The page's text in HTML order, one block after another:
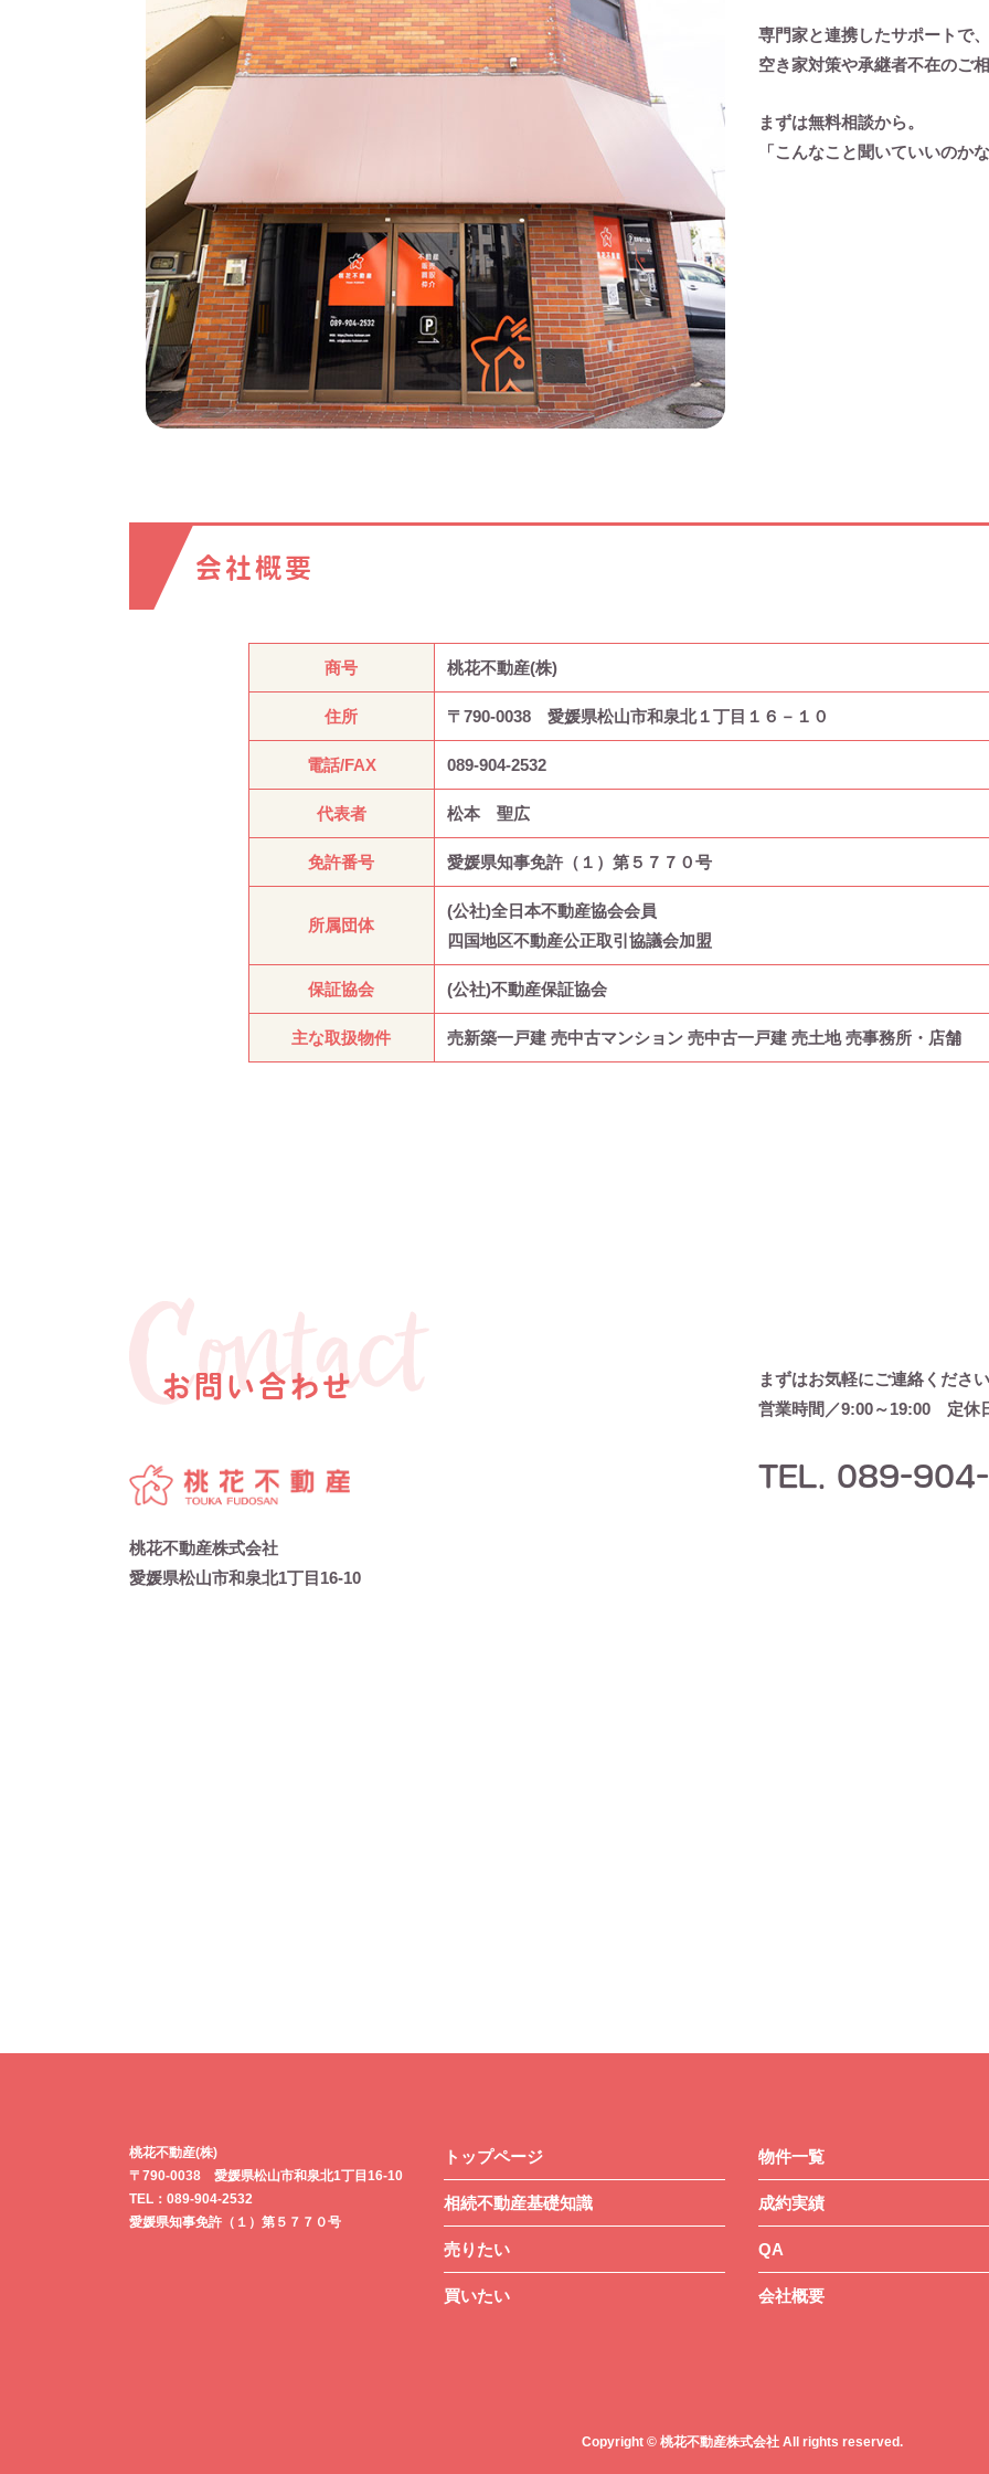
専門家と連携したサポートで
空き家対策や承継者不在のご
まずは無料相談から。
「こんなこと聞いていいのか
会社概要
商号 桃花不動産(株)
住所 〒790-0038 愛媛県松山市和泉北１丁目１６－１０
電話/FAX 089-904-2532
代表者 松本 聖広
免許番号 愛媛県知事免許（１）第５７７０号
所属団体
(公社)全日本不動産協会会員
四国地区不動産公正取引協議会加盟
保証協会 (公社)不動産保証協会
主な取扱物件 売新築一戸建 売中古マンション 売中古一戸建 売土地 売事務所・店舗
お問い合わせ
桃花不動産株式会社
愛媛県松山市和泉北1丁目16-10
まずはお気軽にご連絡ください
営業時間／9:00～19:00 定休
TEL. 089-
桃花不動産(株)
〒790-0038 愛媛県松山市和泉北1丁目16-10
TEL：089-904-2532
愛媛県知事免許（１）第５７７０号
トップページ
相続不動産基礎知識
売りたい
買いたい
物件一覧
成約実績
QA
会社概要
Copyright © 桃花不動産株式会社 All rights reserved.